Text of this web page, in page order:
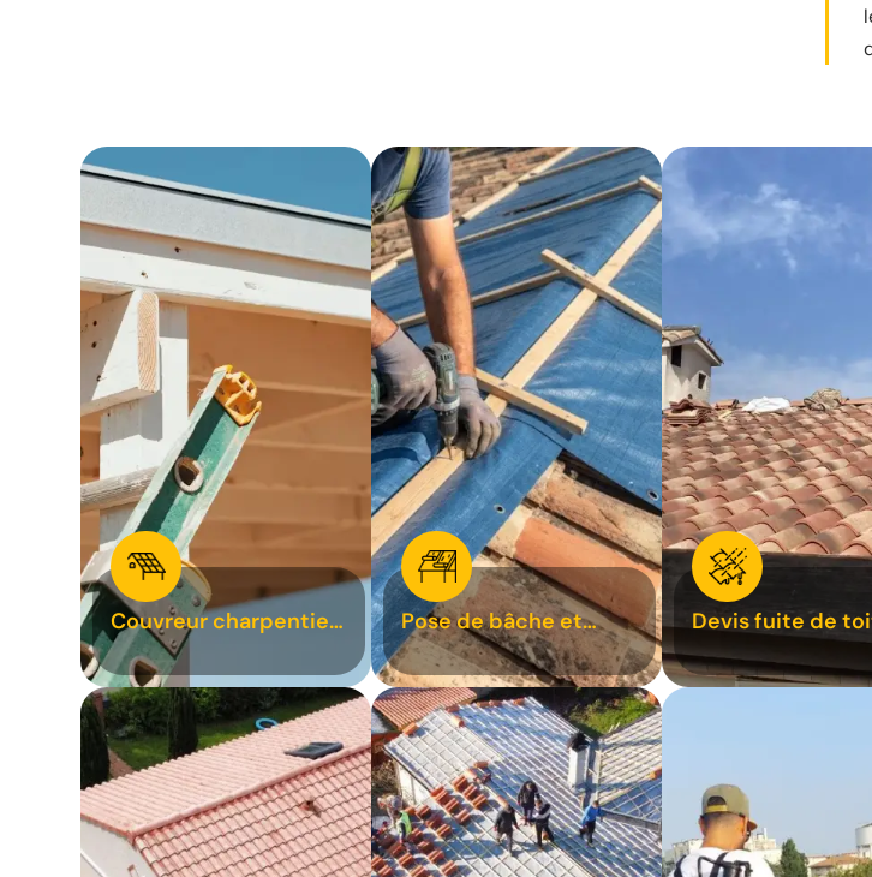
Couvreur charpentier
31
Pose de bâche et
bâchage de toiture 31
Devis fuite de
31